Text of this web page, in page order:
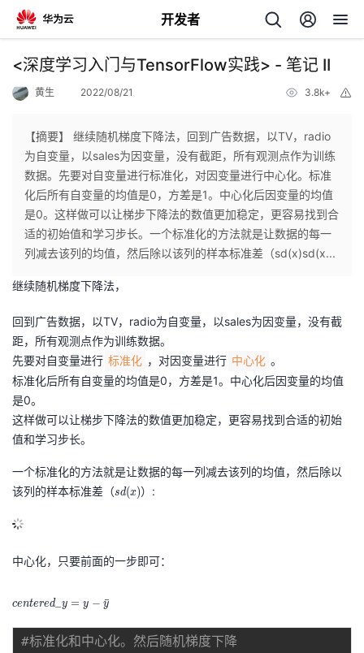
开发者
返
个
人
页
我
开
发
者
我
的
我
子
直
的
我
开
发
者
学
课
的
我
的
Programs
我
的
支
持
术
云
<深度学习入门与TensorFlow实践> - 笔记 II
黄生 2022/08/21 3.8k+
【摘要】 继续随机梯度下降法，回到广告数据，以TV，radio
为自变量，以sales为因变量，没有截距，所有观测点作为训练
数据。先要对自变量进行标准化，对因变量进行中心化。标准
化后所有自变量的均值是0，方差是1。中心化后因变量的均值
是0。这样做可以让梯步下降法的数值更加稳定，更容易找到合
适的初始值和学习步长。一个标准化的方法就是让数据的每一
列减去该列的均值，然后除以该列的样本标准差（sd(x)sd(x...
继续随机梯度下降法，
回到广告数据，以TV，radio为自变量，以sales为因变量，没有截
距，所有观测点作为训练数据。
先要对自变量进行 标准化 ，对因变量进行 中心化 。
标准化后所有自变量的均值是0，方差是1。中心化后因变量的均值
是0。
这样做可以让梯步下降法的数值更加稳定，更容易找到合适的初始
值和学习步长。
一个标准化的方法就是让数据的每一列减去该列的均值，然后除以
该列的样本标准差（s
sd(x)）:
中心化，只要前面的一步即可：
centered_ y = y − y
ˉ
#标准化和中心化。然后随机梯度下降